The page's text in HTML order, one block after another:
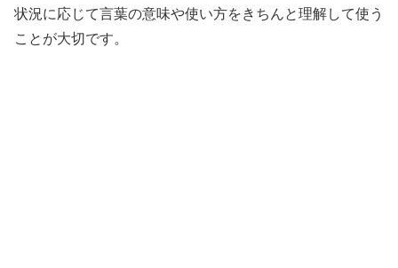
状況に応じて言葉の意味や使い方をきちんと理解して使う
ことが大切です。